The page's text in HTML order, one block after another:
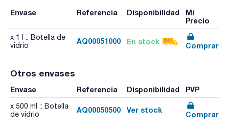
Envase Referencia Disponibilidad
Mi
Precio
x 1 l :: Botella de
vidrio
AQ00051000 En stock Comprar
Otros envases
Envase Referencia Disponibilidad PVP
x 500 ml :: Botella
de vidrio
AQ00050500 Ver stock
Comprar